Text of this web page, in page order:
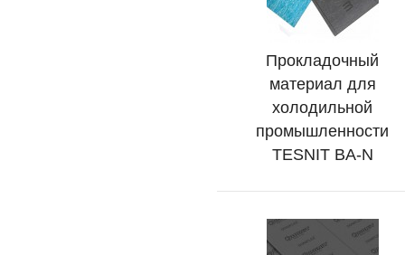
Подробно
Прокладочный
материал для
холодильной
промышленности
TESNIT BA-N